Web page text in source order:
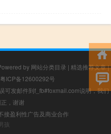
by 网站分类目录 | 精选推荐文章|
粤ICP备12600292号
可发邮件到f_fb#foxmail.com说明，我们
，谢谢
接盈利性广告及商业合作
孩